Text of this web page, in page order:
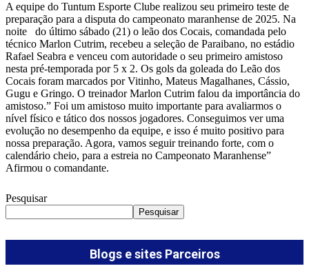
A equipe do Tuntum Esporte Clube realizou seu primeiro teste de
preparação para a disputa do campeonato maranhense de 2025. Na
noite do último sábado (21) o leão dos Cocais, comandada pelo
técnico Marlon Cutrim, recebeu a seleção de Paraibano, no estádio
Rafael Seabra e venceu com autoridade o seu primeiro amistoso
nesta pré-temporada por 5 x 2. Os gols da goleada do Leão dos
Cocais foram marcados por Vitinho, Mateus Magalhanes, Cássio,
Gugu e Gringo. O treinador Marlon Cutrim falou da importância do
amistoso.” Foi um amistoso muito importante para avaliarmos o
nível físico e tático dos nossos jogadores. Conseguimos ver uma
evolução no desempenho da equipe, e isso é muito positivo para
nossa preparação. Agora, vamos seguir treinando forte, com o
calendário cheio, para a estreia no Campeonato Maranhense”
Afirmou o comandante.
Pesquisar
Pesquisar
Blogs e sites Parceiros